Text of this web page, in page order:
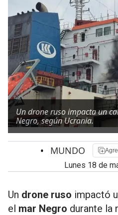
Un drone ruso impacta un
Negro, según Ucrania.
• MUNDO
lunes 18 de
Un drone ruso impactó
el mar Negro durante la